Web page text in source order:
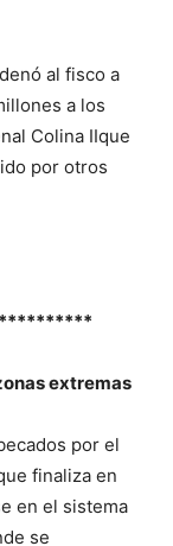
al fisco a
a los
Colina IIque
por otros
extremas
por el
finaliza en
en el sistema
se